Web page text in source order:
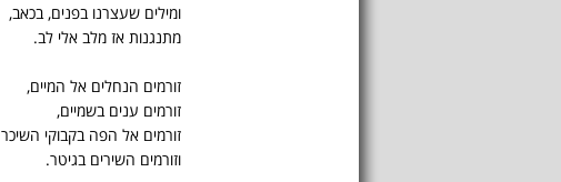
ומילים שעצרנו בפנים, בכאב,
מתנגנות אז מלב אלי לב.
זורמים הנחלים אל המיים,
זורמים ענים בשמיים,
זורמים אל הפה בקבוקי השיכר
וזורמים השירים בגיטר.